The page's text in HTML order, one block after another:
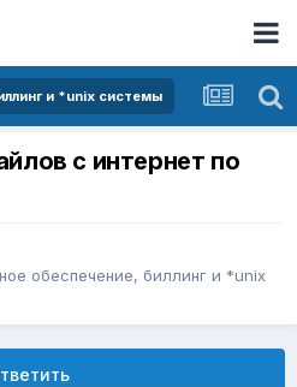
и *unix системы
с интернет по
обеспечение, биллинг и *unix